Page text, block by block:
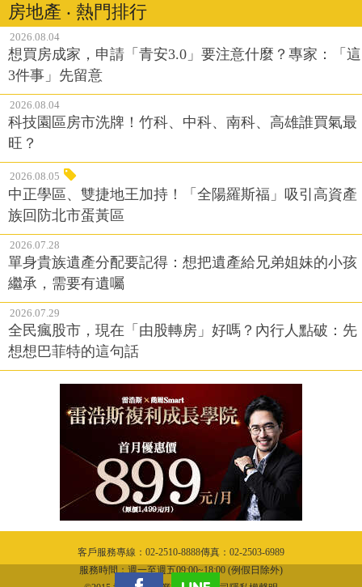
房地產 ‧ 熱門排行
2026.08.04
想買房成家，申請「青安3.0」要注意什麼？專家：「這
3件事」先留意
2026.08.04
科技園區房市洗牌！竹科、中科、南科、高雄誰買氣最
旺？
2026.08.05
中正學區、雙捷地王加持！「全陽羅斯福」吸引高資產
族回防北市蛋黃區
2026.07.28
單身貴族遺產分配要記得：想把遺產給兄弟姐妹的小孩
繼承，需要有遺囑
2026.07.29
全民瘋股市，現在「由股轉房」好嗎？內行人點破：先
想想巴菲特的這句話
客戶服務專線：02-2510-8888傳真：02-2503-6989
服務時間：週一至週五09:00~18:00 (例假日除外)